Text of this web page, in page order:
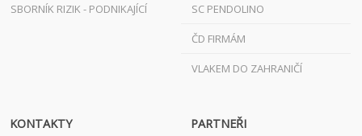
SBORNÍK RIZIK - PODNIKAJÍCÍ SC PENDOLINO
ČD FIRMÁM
VLAKEM DO ZAHRANIČÍ
KONTAKTY PARTNEŘI